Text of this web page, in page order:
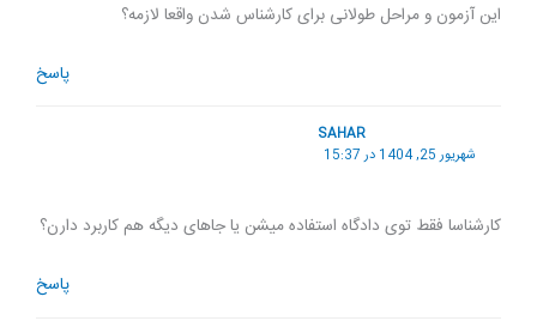
این آزمون و مراحل طولانی برای کارشناس شدن واقعا لازمه؟
پاسخ
SAHAR
شهریور 25, 1404 در 15:37
کارشناسا فقط توی دادگاه استفاده میشن یا جاهای دیگه هم کاربرد دارن؟
پاسخ